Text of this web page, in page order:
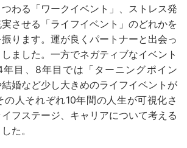
わる「ワークイベント」、ストレス発
させる「ライフイベント」のどれかを
ります。運が良くパートナーと出会っ
ました。一方でネガティブなイベント
年目、8年目では「ターニングポイン
結婚など少し大きめのライフイベントが
の人それぞれ10年間の人生が可視化さ
フステージ、キャリアについて考える
た。